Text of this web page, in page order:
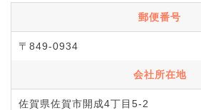
郵便番号
〒849-0934
会社所在地
佐賀県佐賀市開成4丁目5-2